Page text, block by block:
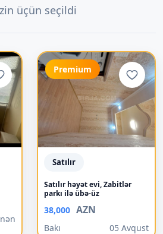
üçün seçildi
Premium
Satılır
Satılır həyət evi, Zabitlər
parkı ilə übə-üz
38,000 AZN
Bakı 05 Avqust